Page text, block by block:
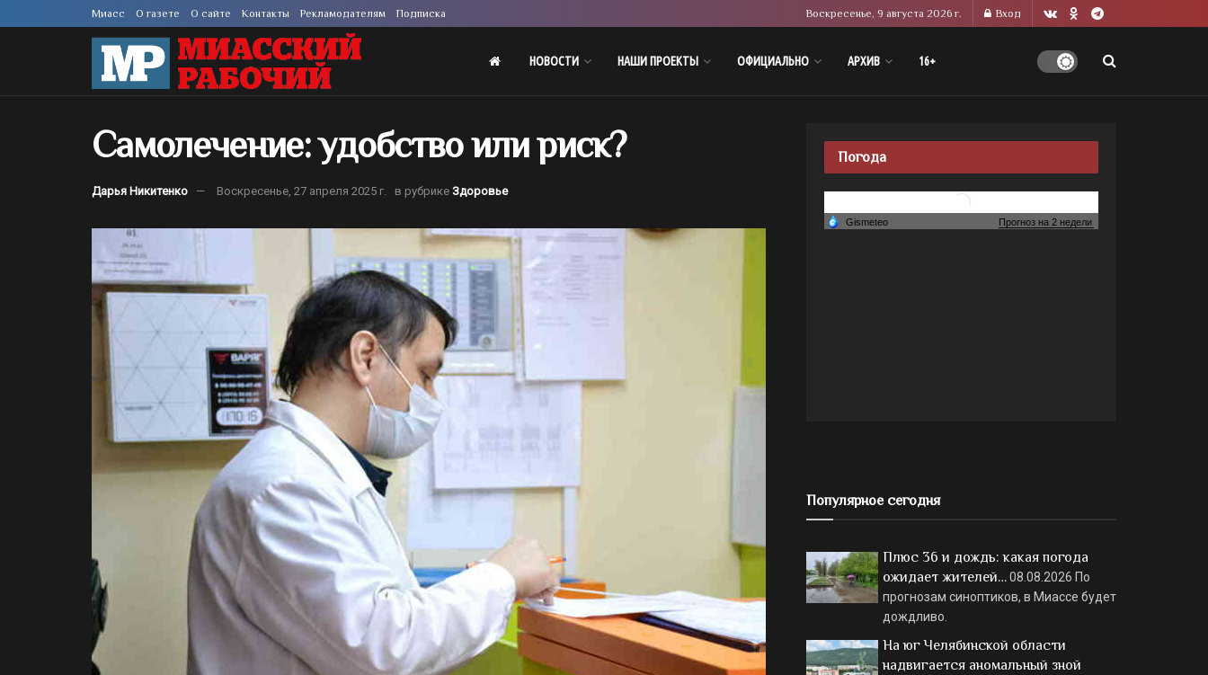
Миасс О газете О сайте Контакты Рекламодателям Подписка Воскресенье, 9 августа 2026 г. Вход
НОВОСТИ НАШИ ПРОЕКТЫ ОФИЦИАЛЬНО АРХИВ 16+
Самолечение: удобство или риск?
Дарья Никитенко Воскресенье, 27 апреля 2025 г. в рубрике Здоровье
Погода
Популярное сегодня
Плюс 36 и дождь: какая погода
ожидает жителей…08.08.2026 По
прогнозам синоптиков, в Миассе будет
дождливо.
На юг Челябинской области
надвигается аномальный зной